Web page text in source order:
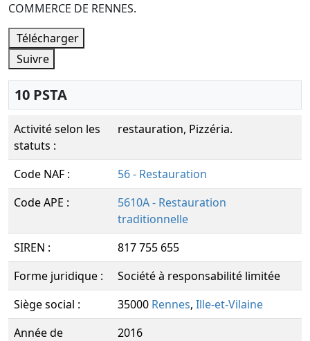
COMMERCE DE RENNES.
Télécharger
Suivre
10 PSTA
Activité selon les
statuts :
restauration, Pizzéria.
Code NAF :
56 - Restauration
Code APE :
5610A - Restauration
traditionnelle
SIREN :
817 755 655
Forme juridique :
Société à responsabilité limitée
Siège social :
35000 Rennes, Ille-et-Vilaine
Année de
2016